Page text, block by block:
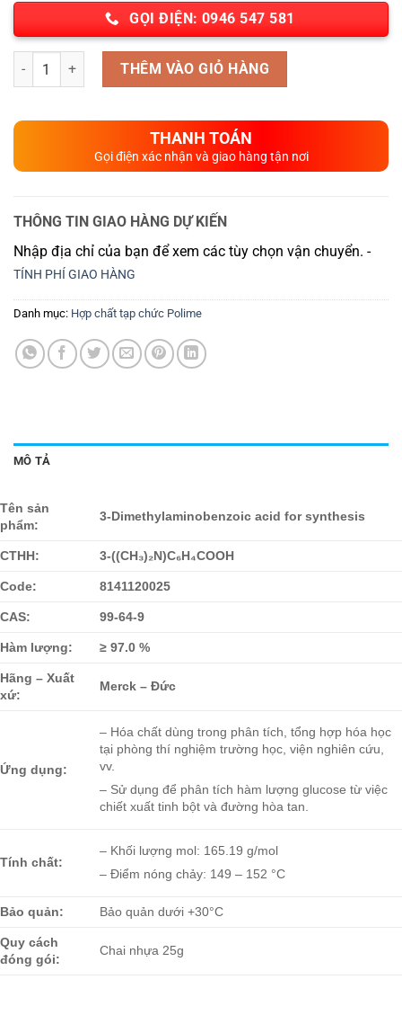
GỌI ĐIỆN: 0946 547 581
Số lượng THÊM VÀO GIỎ HÀNG
THANH TOÁN
Gọi điện xác nhận và giao hàng tận nơi
THÔNG TIN GIAO HÀNG DỰ KIẾN
Nhập địa chỉ của bạn để xem các tùy chọn vận chuyển. -
TÍNH PHÍ GIAO HÀNG
Danh mục: Hợp chất tạp chức Polime
MÔ TẢ
Tên sản
phẩm:
3-Dimethylaminobenzoic acid for synthesis
CTHH: 3-((CH₃)₂N)C₆H₄COOH
Code: 8141120025
CAS: 99-64-9
Hàm lượng: ≥ 97.0 %
Hãng – Xuất
xứ:
Merck – Đức
Ứng dụng:
– Hóa chất dùng trong phân tích, tổng hợp hóa học
tại phòng thí nghiệm trường học, viện nghiên cứu,
vv.
– Sử dụng để phân tích hàm lượng glucose từ việc
chiết xuất tinh bột và đường hòa tan.
Tính chất:
– Khối lượng mol: 165.19 g/mol
– Điểm nóng chảy: 149 – 152 °C
Bảo quản: Bảo quản dưới +30°C
Quy cách
đóng gói:
Chai nhựa 25g